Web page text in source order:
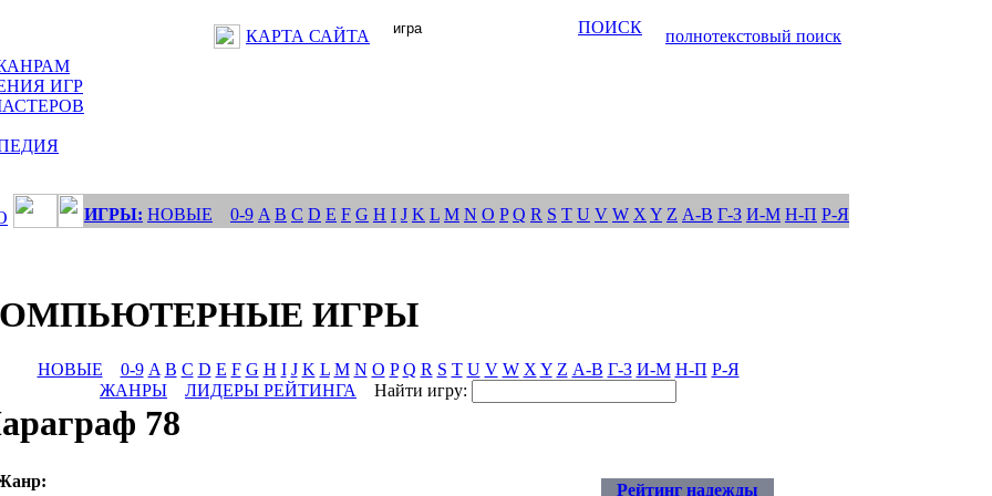
КАРТА САЙТА ПОИСК
полнотекстовый поиск
ИГР
ИГРЫ: НОВЫЕ 0-9 A B C D E F G H I J K L M N O P Q R S T U V W X Y Z А-В Г-З И-М Н-П Р-Я
ИГРЫ
НОВЫЕ 0-9 A B C D E F G H I J K L M N O P Q R S T U V W X Y Z А-В Г-З И-М Н-П Р-Я
ЖАНРЫ
ЛИДЕРЫ РЕЙТИНГА Найти игру:
78
Рейтинг надежды